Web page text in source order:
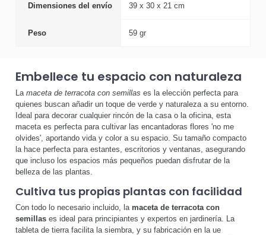
Dimensiones del envío 39 x 30 x 21 cm
Peso 59 gr
Embellece tu espacio con naturaleza
La maceta de terracota con semillas es la elección perfecta para
quienes buscan añadir un toque de verde y naturaleza a su entorno.
Ideal para decorar cualquier rincón de la casa o la oficina, esta
maceta es perfecta para cultivar las encantadoras flores 'no me
olvides', aportando vida y color a su espacio. Su tamaño compacto
la hace perfecta para estantes, escritorios y ventanas, asegurando
que incluso los espacios más pequeños puedan disfrutar de la
belleza de las plantas.
Cultiva tus propias plantas con facilidad
Con todo lo necesario incluido, la maceta de terracota con
semillas es ideal para principiantes y expertos en jardinería. La
tableta de tierra facilita la siembra, y su fabricación en la ue